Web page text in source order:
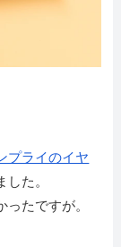
プライのイヤ
た。
たですが。